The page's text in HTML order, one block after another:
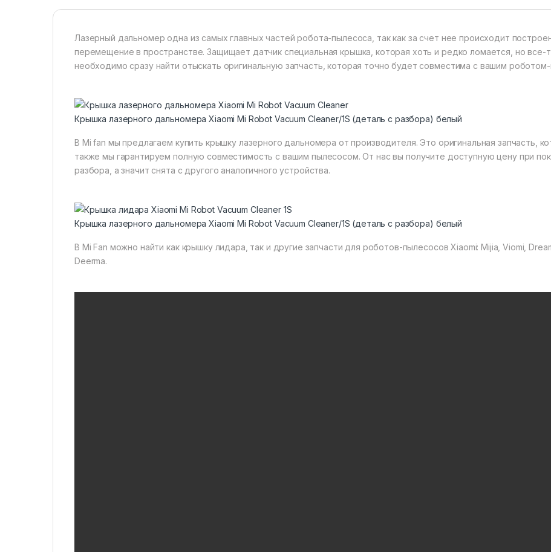
Лазерный дальномер одна из самых главных частей робота-пылесоса, так как за счет нее происходит
перемещение в пространстве. Защищает датчик специальная крышка, которая хоть и редко ломается, но все-
необходимо сразу найти отыскать оригинальную запчасть, которая точно будет совместима с вашим
Крышка лазерного дальномера Xiaomi Mi Robot Vacuum Cleaner/1S (деталь с разбора) белый
В Mi fan мы предлагаем купить крышку лазерного дальномера от производителя. Это оригинальная запчасть,
также мы гарантируем полную совместимость с вашим пылесосом. От нас вы получите доступную цену при
разбора, а значит снята с другого аналогичного устройства.
Крышка лазерного дальномера Xiaomi Mi Robot Vacuum Cleaner/1S (деталь с разбора) белый
В Mi Fan можно найти как крышку лидара, так и другие запчасти для роботов-пылесосов Xiaomi: Mijia, Viomi,
Deerma.